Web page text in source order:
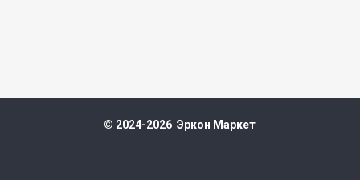
© 2024-2026 Эркон Маркет